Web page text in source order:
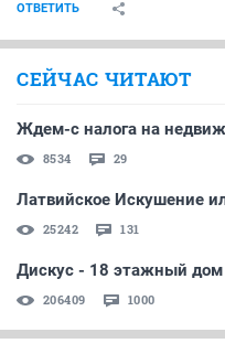
ОТВЕТИТЬ
СЕЙЧАС ЧИТАЮТ
Ждем-с налога на
8534 29
Латвийское Искушение
25242 131
Дискус - 18 этажный дом
206409 1000